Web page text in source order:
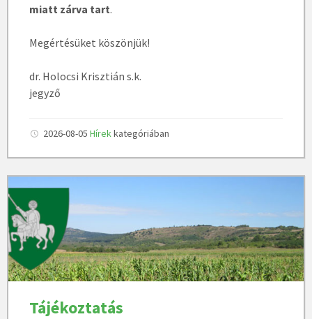
miatt zárva tart.
Megértésüket köszönjük!
dr. Holocsi Krisztián s.k.
jegyző
2026-08-05 Hírekkategóriában
Tájékoztatás